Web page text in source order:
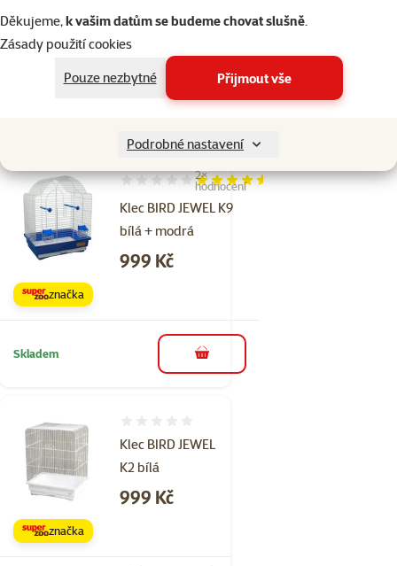
Děkujeme,k vašim datům se budeme chovat slušně.
Zásady použití cookies
Pouze nezbytné
Přijmout vše
Podrobné nastavení
Cena
14 Kč
značka
Klec BIRD JEWEL K9
bílá + modrá
Hodnocení 90%, počet hodnocení: 2
2×
hodnocení
Cena
999 Kč
značka
Skladem do košíku
Klec BIRD JEWEL
K2 bílá
Cena
999 Kč
značka